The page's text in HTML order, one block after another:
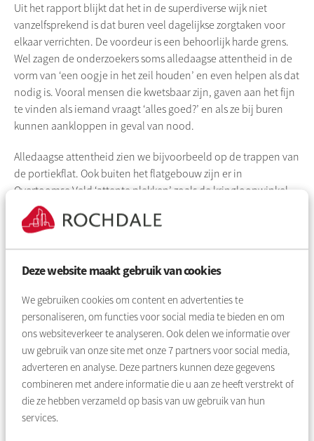
Deze website maakt gebruik van cookies
We gebruiken cookies om content en advertenties te
personaliseren, om functies voor social media te bieden en om
ons websiteverkeer te analyseren. Ook delen we informatie over
uw gebruik van onze site met onze7 partners voor social media,
adverteren en analyse. Deze partners kunnen deze gegevens
combineren met andere informatie die u aan ze heeft verstrekt of
die ze hebben verzameld op basis van uw gebruik van hun
services.
Uit het rapport blijkt dat het in de superdiverse wijk niet
vanzelfsprekend is dat buren veel dagelijkse zorgtaken voor
elkaar verrichten. De voordeur is een behoorlijk harde grens.
Wel zagen de onderzoekers soms alledaagse attentheid in de
vorm van ‘een oogje in het zeil houden’ en even helpen als dat
nodig is. Vooral mensen die kwetsbaar zijn, gaven aan het fijn
te vinden als iemand vraagt ‘alles goed?’ en als ze bij buren
kunnen aankloppen in geval van nood.
Alledaagse attentheid zien we bijvoorbeeld op de trappen van
de portiekflat. Ook buiten het flatgebouw zijn er in
Overtoomse Veld ‘attente plekken’ zoals de kringloopwinkel,
de supermarkt en de patatzaak. Attentheid kan ontstaan door
de inrichting (zoals een zitje in de zaak) maar vooral door de
Het onderzoeksrapport is te lezen op
www.bensajetcentrum.nl
.
Lees ook in het Parool:
Niet-westerse migrant is het meest attent